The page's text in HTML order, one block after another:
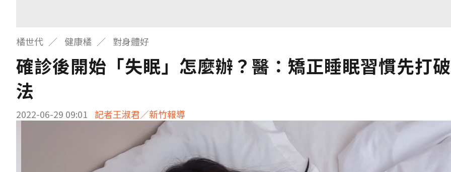
橘世代 健康橘 對身體好
確診後開始「失眠」怎麼辦？醫：矯正睡眠習慣先打
法
2022-06-29 09:01 記者王淑君／新竹報導